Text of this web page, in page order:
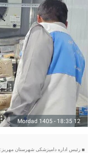
12 Mordad 1405 - 18:35
رئیس اداره دامپزشکی شهرستان مهریز: